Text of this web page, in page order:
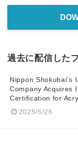
過去に配信した
Nippon Shokubai’s
Company Acquires
Certification for
2025/6/26